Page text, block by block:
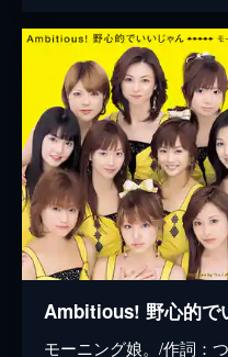
Ambitious! 野心的で
モーニング娘。/作詞：